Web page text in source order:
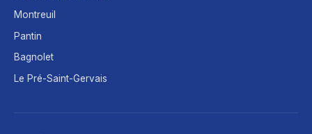
Montreuil
Pantin
Bagnolet
Le Pré-Saint-Gervais